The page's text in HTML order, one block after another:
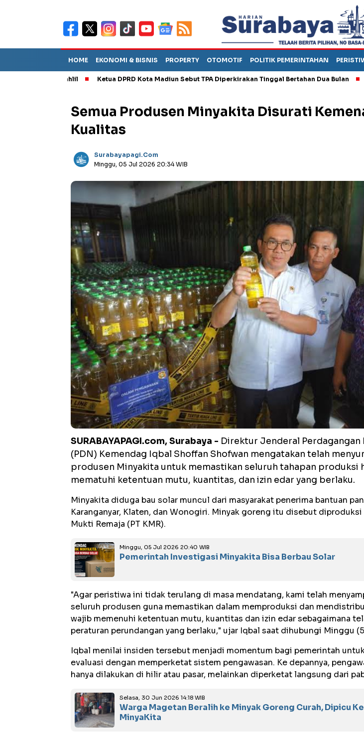
HOME EKONOMI & BISNIS PROPERTY OTOMOTIF POLITIK PEMERINTAHAN
Ketua DPRD Kota Madiun Sebut TPA Diperkirakan Tinggal Bertahan Dua Bulan
Semua Produsen Minyakita Disurati
Kualitas
Surabayapagi.com
Minggu, 05 Jul 2026 20:34 WIB
SURABAYAPAGI.com, Surabaya - Direktur Jenderal Perdagangan
(PDN) Kemendag Iqbal Shoffan Shofwan mengatakan telah
produsen Minyakita untuk memastikan seluruh tahapan produksi
mematuhi ketentuan mutu, kuantitas, dan izin edar yang berlaku.
Minyakita diduga bau solar muncul dari masyarakat penerima bantuan
Karanganyar, Klaten, dan Wonogiri. Minyak goreng itu disebut diproduksi
Mukti Remaja (PT KMR).
Minggu, 05 Jul 2026 20:40 WIB
Pemerintah Investigasi Minyakita Bisa Berbau Solar
"Agar peristiwa ini tidak terulang di masa mendatang, kami telah
seluruh produsen guna memastikan dalam memproduksi dan
wajib memenuhi ketentuan mutu, kuantitas dan izin edar sebagaimana
peraturan perundangan yang berlaku," ujar Iqbal saat dihubungi Minggu
Iqbal menilai insiden tersebut menjadi momentum bagi pemerintah
evaluasi dengan memperketat sistem pengawasan. Ke depannya,
hanya dilakukan di hilir atau pasar, melainkan diperketat langsung dari
Selasa, 30 Jun 2026 14:18 WIB
Warga Magetan Beralih ke Minyak Goreng Curah, Dipicu
MinyaKita